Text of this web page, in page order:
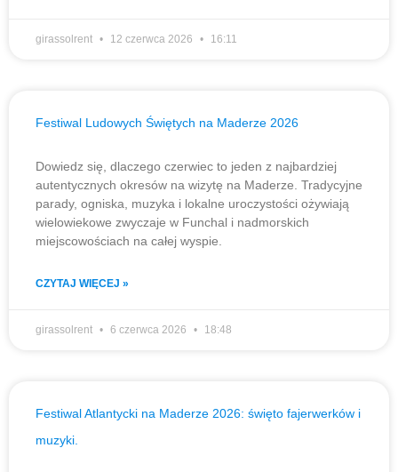
girassolrent 12 czerwca 2026 16:11
Festiwal Ludowych Świętych na Maderze 2026
Dowiedz się, dlaczego czerwiec to jeden z najbardziej
autentycznych okresów na wizytę na Maderze. Tradycyjne
parady, ogniska, muzyka i lokalne uroczystości ożywiają
wielowiekowe zwyczaje w Funchal i nadmorskich
miejscowościach na całej wyspie.
CZYTAJ WIĘCEJ »
girassolrent 6 czerwca 2026 18:48
Festiwal Atlantycki na Maderze 2026: święto fajerwerków i
muzyki.